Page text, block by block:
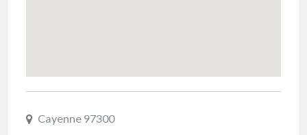
Cayenne 97300